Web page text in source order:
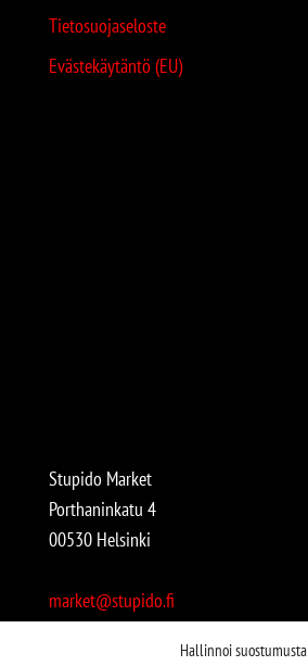
Hallinnoi suostumusta
Tietosuojaseloste
Evästekäytäntö (EU)
Stupido Market
Porthaninkatu 4
00530 Helsinki
market@stupido.fi